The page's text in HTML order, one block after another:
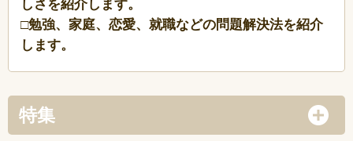
しさを紹介します。
□勉強、家庭、恋愛、就職などの問題解決法を紹介
します。
特集